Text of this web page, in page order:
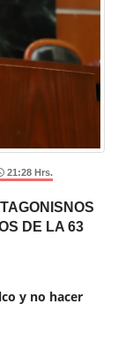
21:28 Hrs.
DE LA 63
y no hacer